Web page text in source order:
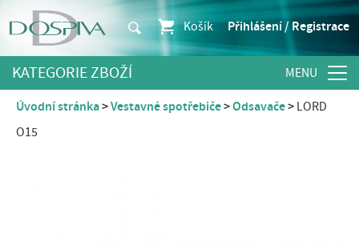
Košík Přihlášení / Registrace
KATEGORIE ZBOŽÍ
Úvodní stránka Vestavné spotřebiče Odsavače
LORD
O15